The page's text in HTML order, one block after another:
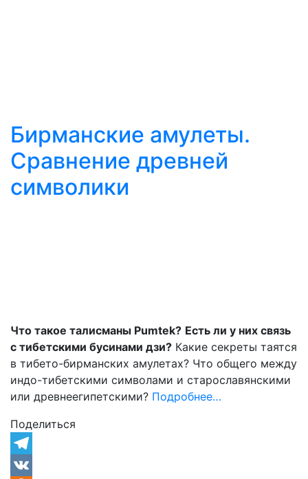
Бирманские амулеты.
Сравнение древней
символики
Что такое талисманы Pumtek? Есть ли у них связь
с тибетскими бусинами дзи? Какие секреты таятся
в тибето-бирманских амулетах? Что общего между
индо-тибетскими символами и старославянскими
или древнеегипетскими? Подробнее…
Поделиться
Telegram